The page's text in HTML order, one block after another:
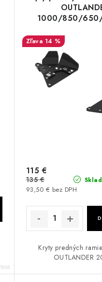
1005
1000/850/
14 %
93,50 € bez DPH
115 €
135 €
Kryty predných
OUTLANDER